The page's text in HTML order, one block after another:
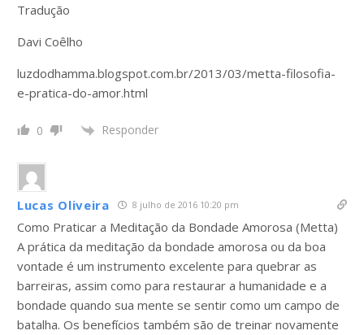
Tradução
Davi Coêlho
luzdodhamma.blogspot.com.br/2013/03/metta-filosofia-
e-pratica-do-amor.html
0 Responder
Lucas Oliveira 8 julho de 2016 10:20 pm
Como Praticar a Meditação da Bondade Amorosa (Metta)
A prática da meditação da bondade amorosa ou da boa
vontade é um instrumento excelente para quebrar as
barreiras, assim como para restaurar a humanidade e a
bondade quando sua mente se sentir como um campo de
batalha. Os benefícios também são de treinar novamente